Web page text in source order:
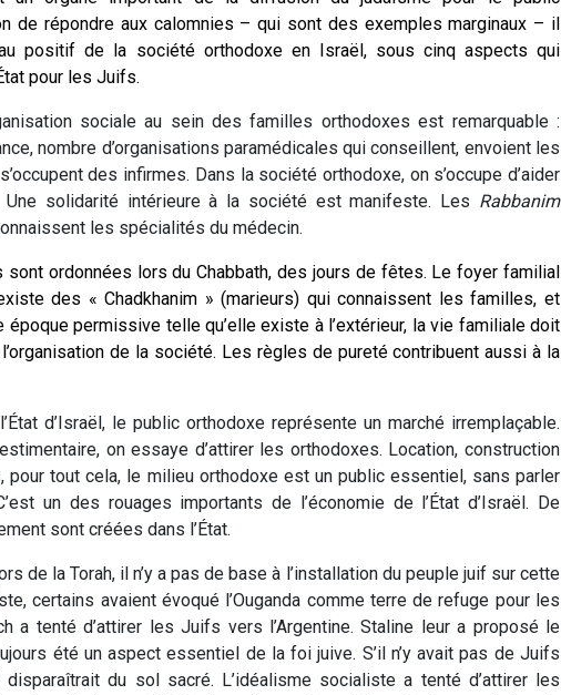
de répondre aux calomnies – qui sont des exemples marginaux – il
positif de la société orthodoxe en Israël, sous cinq aspects qui
pour les Juifs.
sociale au sein des familles orthodoxes est remarquable :
nombre d’organisations paramédicales qui conseillent, envoient les
des infirmes. Dans la société orthodoxe, on s’occupe d’aider
solidarité intérieure à la société est manifeste. Les Rabbanim
les spécialités du médecin.
ordonnées lors du Chabbath, des jours de fêtes. Le foyer familial
des « Chadkhanim » (marieurs) qui connaissent les familles, et
époque permissive telle qu’elle existe à l’extérieur, la vie familiale doit
de la société. Les règles de pureté contribuent aussi à la
d’Israël, le public orthodoxe représente un marché irremplaçable.
on essaye d’attirer les orthodoxes. Location, construction
pour tout cela, le milieu orthodoxe est un public essentiel, sans parler
un des rouages importants de l’économie de l’État d’Israël. De
sont créées dans l’État.
de la Torah, il n’y a pas de base à l’installation du peuple juif sur cette
certains avaient évoqué l’Ouganda comme terre de refuge pour les
a tenté d’attirer les Juifs vers l’Argentine. Staline leur a proposé le
été un aspect essentiel de la foi juive. S’il n’y avait pas de Juifs
du sol sacré. L’idéalisme socialiste a tenté d’attirer les